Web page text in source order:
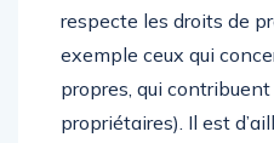
respecte les droits de
exemple ceux qui
propres, qui
propriétaires). Il est